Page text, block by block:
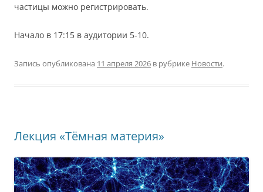
частицы можно регистрировать.
Начало в 17:15 в аудитории 5-10.
Запись опубликована 11 апреля 2026 в рубрике Новости.
Лекция «Тёмная материя»